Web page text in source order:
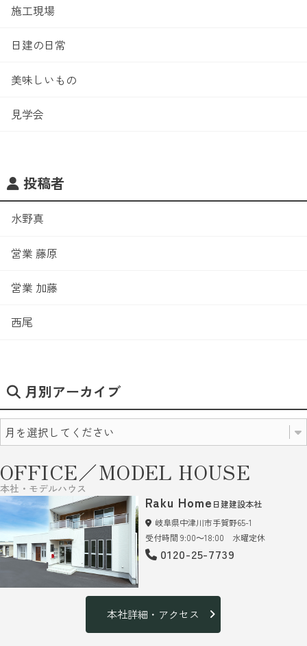
施工現場
日建の日常
美味しいもの
見学会
投稿者
水野真
営業 藤原
営業 加藤
西尾
月別アーカイブ
OFFICE／MODEL HOUSE
本社・モデルハウス
Raku Home 日建建設本社
岐阜県中津川市手賀野65-1
受付時間 9:00～18:00 水曜定休
0120-25-7739
本社詳細・アクセス